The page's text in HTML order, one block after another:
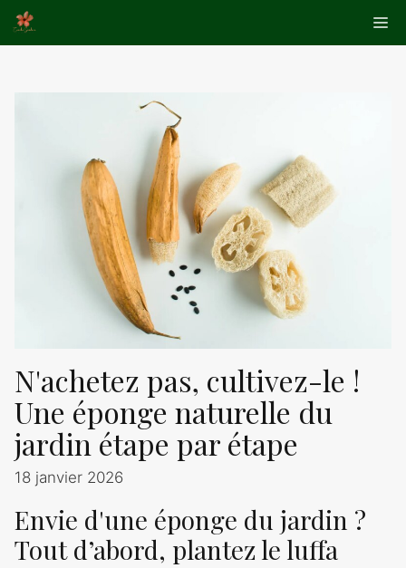
Aller
au
N'achetez pas, cultivez-le !
Une éponge naturelle du
jardin étape par étape
18 janvier 2026
Envie d'une éponge du jardin ?
Tout d’abord, plantez le luffa